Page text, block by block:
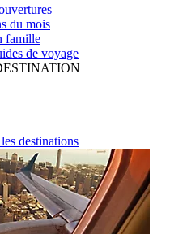
du mois
famille
de voyage
destinations